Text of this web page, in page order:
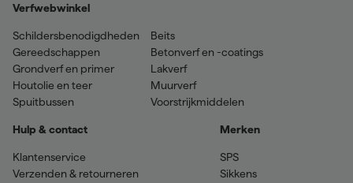
Verfwebwinkel
Schildersbenodigdheden
Gereedschappen
Grondverf en primer
Houtolie en teer
Spuitbussen
Beits
Betonverf en -coatings
Lakverf
Muurverf
Voorstrijkmiddelen
Hulp & contact
Klantenservice
Verzenden & retourneren
Merken
SPS
Sikkens